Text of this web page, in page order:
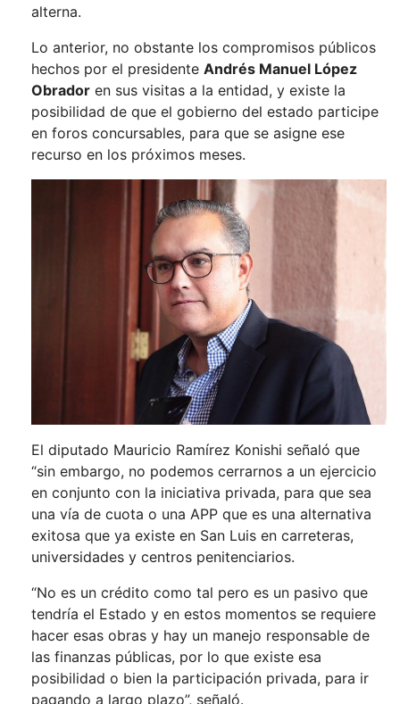
alterna.
Lo anterior, no obstante los compromisos públicos
hechos por el presidente Andrés Manuel López
Obrador en sus visitas a la entidad, y existe la
posibilidad de que el gobierno del estado participe
en foros concursables, para que se asigne ese
recurso en los próximos meses.
El diputado Mauricio Ramírez Konishi señaló que
“sin embargo, no podemos cerrarnos a un ejercicio
en conjunto con la iniciativa privada, para que sea
una vía de cuota o una APP que es una alternativa
exitosa que ya existe en San Luis en carreteras,
universidades y centros penitenciarios.
“No es un crédito como tal pero es un pasivo que
tendría el Estado y en estos momentos se requiere
hacer esas obras y hay un manejo responsable de
las finanzas públicas, por lo que existe esa
posibilidad o bien la participación privada, para ir
pagando a largo plazo”, señaló.